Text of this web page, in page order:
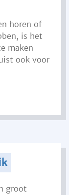
horen of
is het
maken
ook voor
groot